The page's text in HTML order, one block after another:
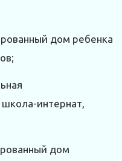
дом ребенка
интернат,
дом